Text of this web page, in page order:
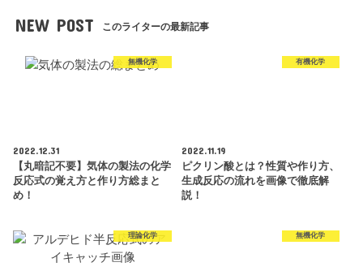
NEW POST このライターの最新記事
無機化学
2022.12.31
【丸暗記不要】気体の製法の化学
反応式の覚え方と作り方総まと
め！
有機化学
2022.11.19
ピクリン酸とは？性質や作り方、
生成反応の流れを画像で徹底解
説！
理論化学 無機化学